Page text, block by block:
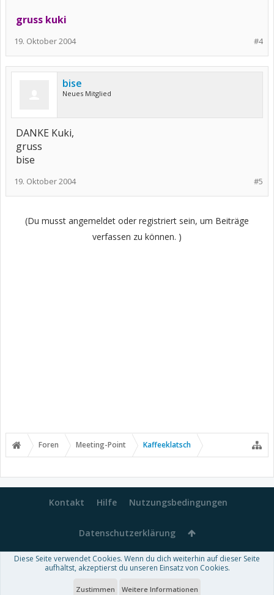
gruss kuki
#4
19. Oktober 2004
bise
Neues Mitglied
DANKE Kuki,
gruss
bise
#5
19. Oktober 2004
(Du musst angemeldet oder registriert sein, um Beiträge
verfassen zu können. )
Foren Meeting-Point Kaffeeklatsch
Kontakt Hilfe Nutzungsbedingungen
Datenschutzerklärung
Forum software by XenForo™-Deutsch von xenDach
Theme designed byThemeHouse
Diese Seite verwendet Cookies. Wenn du dich weiterhin auf dieser Seite
aufhältst, akzeptierst du unseren Einsatz von Cookies.
Zustimmen Weitere Informationen